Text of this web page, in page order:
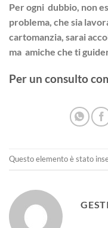
Per ogni dubbio, non
problema, che sia
cartomanzia, sarai
ma amiche che ti
Per un consulto
Questo elemento è stato